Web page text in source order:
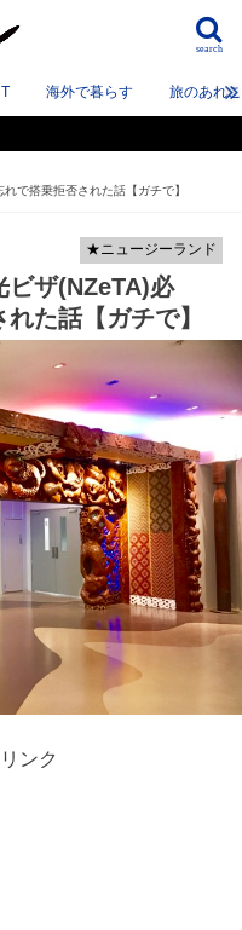
search
海外で暮らす 旅のあれ
で搭乗拒否された話【ガチで】
★ニュージーランド
ビザ(NZeTA)必
た話【ガチで】
ンク